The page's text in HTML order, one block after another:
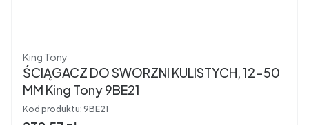
Producent
King Tony
ŚCIĄGACZ DO SWORZNI KULISTYCH, 12-50
MM King Tony 9BE21
Kod produktu: 9BE21